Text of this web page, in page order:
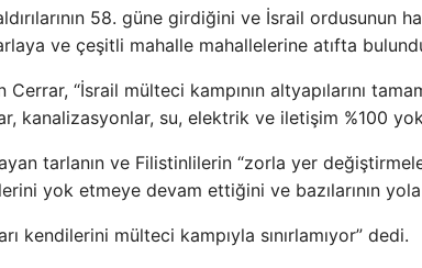
58. güne girdiğini ve İsrail ordusunun
ve çeşitli mahalle mahallelerine atıfta
Cerrar, “İsrail mülteci kampının altyapılarını
kanalizasyonlar, su, elektrik ve iletişim %100
tarlanın ve Filistinlilerin “zorla yer
yok etmeye devam ettiğini ve bazılarının yola
kendilerini mülteci kampıyla sınırlamıyor” dedi.